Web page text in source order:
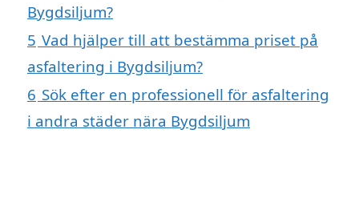
Bygdsiljum?
5 Vad hjälper till att bestämma priset på
asfaltering i Bygdsiljum?
6 Sök efter en professionell för asfaltering
i andra städer nära Bygdsiljum